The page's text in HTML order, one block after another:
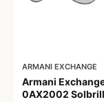
ARMANI EXCHANGE
Armani
0AX2002